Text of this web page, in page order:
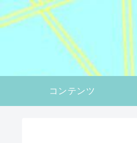
コンテンツ